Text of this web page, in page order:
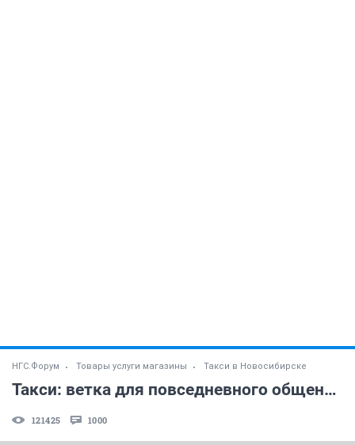
НГС.Форум Товары услуги магазины Такси в Новосибирске
Такси: ветка для повседневного общения водителей
121425 1000